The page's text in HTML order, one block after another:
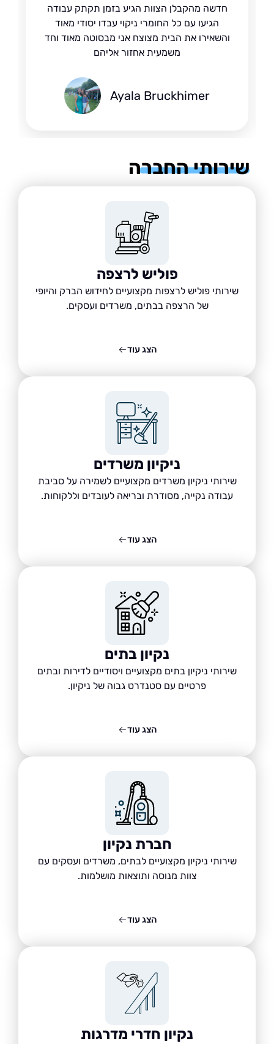
חדשה מהקבלן הצוות הגיע בזמן תקתק עבודה
הגיעו עם כל החומרי ניקוי עבדו יסודי מאוד
והשאירו את הבית מצוצח אני מבסוטה מאוד וחד
משמעית אחזור אליהם
Ayala Bruckhimer
החברה
פוליש לרצפה
שירותי פוליש לרצפות מקצועיים לחידוש הברק והיופי
של הרצפה בבתים, משרדים ועסקים.
ניקיון משרדים
שירותי ניקיון משרדים מקצועיים לשמירה על סביבת
עבודה נקייה, מסודרת ובריאה לעובדים וללקוחות.
נקיון בתים
שירותי ניקיון בתים מקצועיים ויסודיים לדירות ובתים
פרטיים עם סטנדרט גבוה של ניקיון.
חברת נקיון
שירותי ניקיון מקצועיים לבתים, משרדים ועסקים עם
צוות מנוסה ותוצאות מושלמות.
נקיון חדרי מדרגות